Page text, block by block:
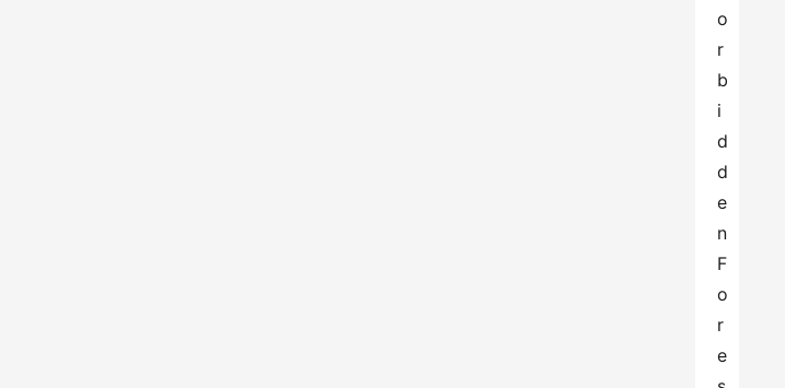
o
r
b
i
d
d
e
n
F
o
r
e